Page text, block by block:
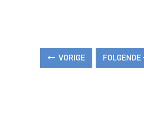
VORIGE FOLGENDE